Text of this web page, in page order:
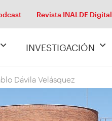
Revista INALDE Digital
INVESTIGACIÓN
Dávila Velásquez